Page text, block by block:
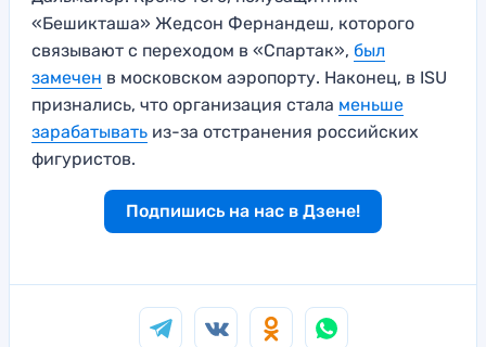
«Бешикташа» Жедсон Фернандеш, которого
связывают с переходом в «Спартак», был
замечен в московском аэропорту. Наконец, в ISU
признались, что организация стала меньше
зарабатывать из-за отстранения российских
фигуристов.
Подпишись на нас в Дзене!